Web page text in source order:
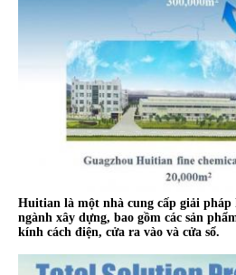
Huitian là một nhà cung cấp giải pháp
ngành xây dựng, bao gồm các sản
kính cách điện, cửa ra vào và cửa sổ.